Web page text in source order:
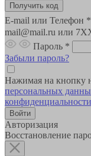
E-mail или Телефон *
mail@mail.ru или
Пароль *
Забыли пароль?
Нажимая на кнопку
персональных
конфиденциальности
Авторизация
Восстановление